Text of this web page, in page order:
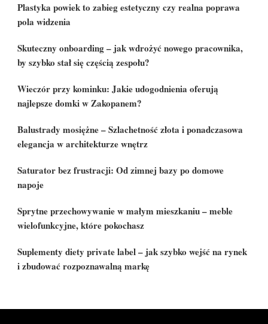
Plastyka powiek to zabieg estetyczny czy realna poprawa
pola widzenia
Skuteczny onboarding – jak wdrożyć nowego pracownika,
by szybko stał się częścią zespołu?
Wieczór przy kominku: Jakie udogodnienia oferują
najlepsze domki w Zakopanem?
Balustrady mosiężne – Szlachetność złota i ponadczasowa
elegancja w architekturze wnętrz
Saturator bez frustracji: Od zimnej bazy po domowe
napoje
Sprytne przechowywanie w małym mieszkaniu – meble
wielofunkcyjne, które pokochasz
Suplementy diety private label – jak szybko wejść na rynek
i zbudować rozpoznawalną markę